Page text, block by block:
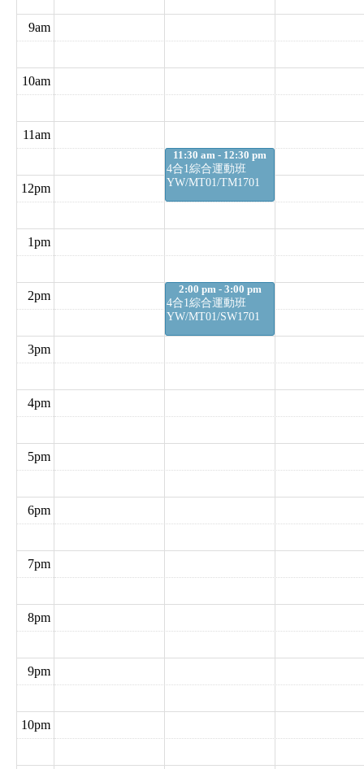
齡活穩步防跌訓練班
ZUMBA GOLD®健身舞
網上運動班
女士強骨運動班
屋苑合辦運動班 戶外訓練班
星期日
9am
10am
11am
12pm
1pm
2pm
3pm
4pm
5pm
6pm
7pm
8pm
9pm
10pm
11:30 am - 12:30 pm
4合1綜合運動班
YW/MT01/TM1701
2:00 pm - 3:00 pm
4合1綜合運動班
YW/MT01/SW1701